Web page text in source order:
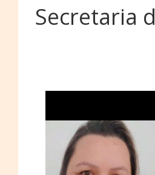
Secretaria